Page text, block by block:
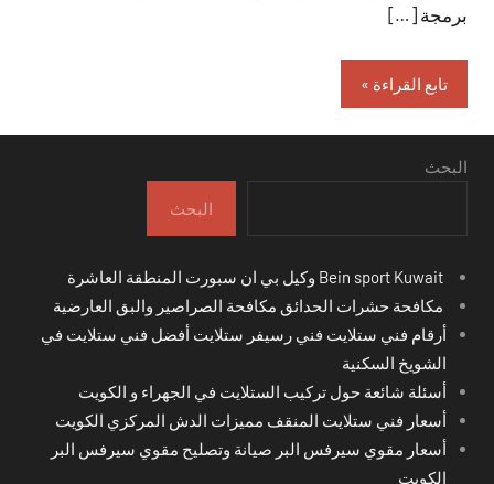
برمجة […]
تابع القراءة
البحث
البحث
مكافحة حشرات الحدائق مكافحة الصراصير والبق العارضية
أرقام فني ستلايت فني رسيفر ستلايت أفضل فني ستلايت في
الشويخ السكنية
أسئلة شائعة حول تركيب الستلايت في الجهراء و الكويت
أسعار فني ستلايت المنقف مميزات الدش المركزي الكويت
أسعار مقوي سيرفس البر صيانة وتصليح مقوي سيرفس البر
الكويت